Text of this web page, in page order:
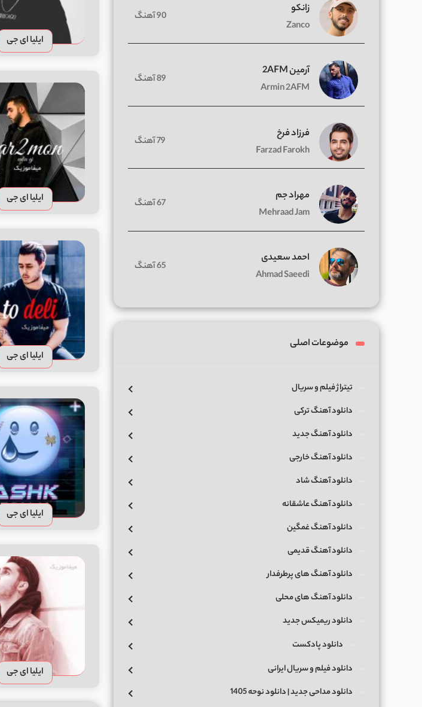
ایلیا ای جی
ایلیا ای جی
ایلیا ای جی
ایلیا ای جی
ایلیا ای جی
زانکو
Zanco
90 آهنگ
آرمین 2AFM
Armin 2AFM
89 آهنگ
فرزاد فرخ
Farzad Farokh
79 آهنگ
مهراد جم
Mehraad Jam
67 آهنگ
احمد سعیدی
Ahmad Saeedi
65 آهنگ
موضوعات اصلی
تیتراژ فیلم و سریال
دانلود آهنگ ترکی
دانلود آهنگ جدید
دانلود آهنگ خارجی
دانلود آهنگ شاد
دانلود آهنگ عاشقانه
دانلود آهنگ غمگین
دانلود آهنگ قدیمی
دانلود آهنگ های پرطرفدار
دانلود آهنگ های محلی
دانلود ریمیکس جدید
دانلود پادکست
دانلود فیلم و سریال ایرانی
دانلود مداحی جدید | دانلود نوحه 1405